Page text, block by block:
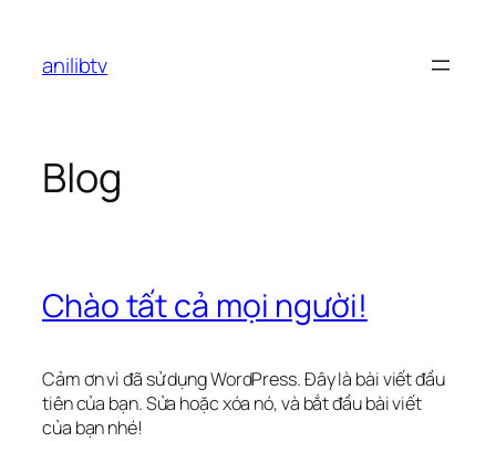
phầnanilibtv
Blog
Chào tất cả mọi người!
Cảm ơn vì đã sử dụng WordPress. Đây là bài viết đầu
tiên của bạn. Sửa hoặc xóa nó, và bắt đầu bài viết
của bạn nhé!